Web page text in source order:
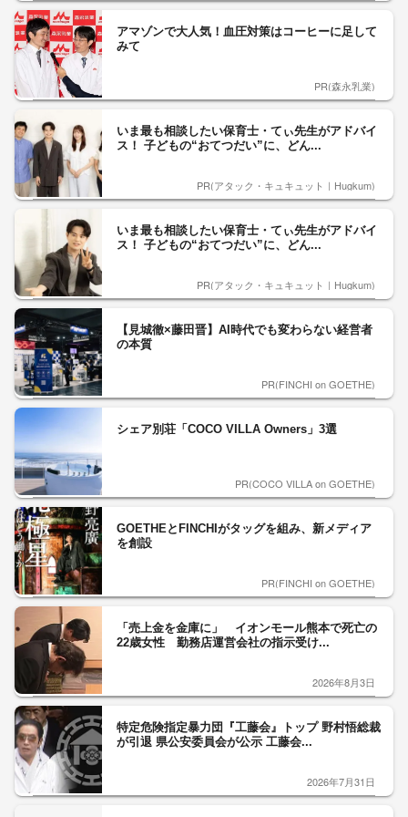
アマゾンで大人気！血圧対策はコーヒーに足して
みて
PR(森永乳業)
いま最も相談したい保育士・てぃ先生がアドバイ
ス！ 子どもの“おてつだい”に、どん...
PR(アタック・キュキュット｜Hugkum)
いま最も相談したい保育士・てぃ先生がアドバイ
ス！ 子どもの“おてつだい”に、どん...
PR(アタック・キュキュット｜Hugkum)
【見城徹×藤田晋】AI時代でも変わらない経営者
の本質
PR(FINCHI on GOETHE)
シェア別荘「COCO VILLA Owners」3選
PR(COCO VILLA on GOETHE)
GOETHEとFINCHIがタッグを組み、新メディア
を創設
PR(FINCHI on GOETHE)
「売上金を金庫に」 イオンモール熊本で死亡の
22歳女性 勤務店運営会社の指示受け...
2026年8月3日
特定危険指定暴力団『工藤会』トップ 野村悟総裁
が引退 県公安委員会が公示 工藤会...
2026年7月31日